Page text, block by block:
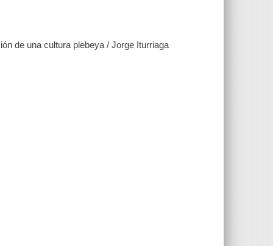
de una cultura plebeya / Jorge Iturriaga